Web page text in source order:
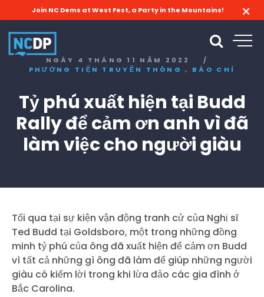
Join NC Dems at West Fest, a Party in the Mountains!
NGÀY 4 THÁNG 11 NĂM 2022
/
PHƯƠNG TIỆN TRUYỀN THÔNG , BÁO CHÍ
Tỷ phú xuất hiện tại Budd
Rally để cảm ơn anh vì đã
làm việc cho người giàu
Tối qua tại sự kiện vận động tranh cử của Nghị sĩ
Ted Budd tại Goldsboro, một trong những đồng
minh tỷ phú của ông đã xuất hiện để cảm ơn Budd
vì tất cả những gì ông đã làm để giúp những người
giàu có kiếm lời trong khi lừa đảo các gia đình ở
Bắc Carolina.